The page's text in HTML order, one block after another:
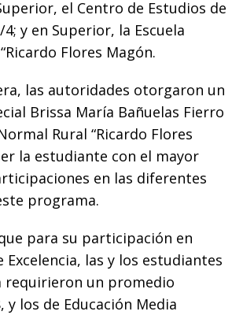
el Centro de Estudios de
y en Superior, la Escuela
Flores Magón.
las autoridades otorgaron un
Brissa María Bañuelas Fierro
Rural “Ricardo Flores
la estudiante con el mayor
en las diferentes
programa.
para su participación en
Excelencia, las y los estudiantes
requirieron un promedio
y los de Educación Media